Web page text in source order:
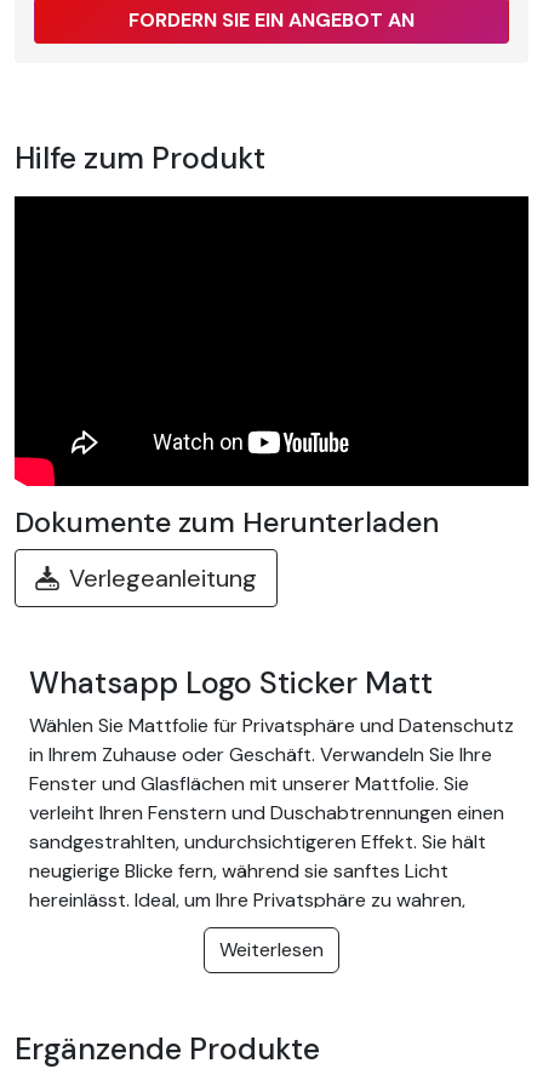
FORDERN SIE EIN ANGEBOT AN
Hilfe zum Produkt
Dokumente zum Herunterladen
Verlegeanleitung
Whatsapp Logo Sticker Matt
Wählen Sie Mattfolie für Privatsphäre und Datenschutz
in Ihrem Zuhause oder Geschäft. Verwandeln Sie Ihre
Fenster und Glasflächen mit unserer Mattfolie. Sie
verleiht Ihren Fenstern und Duschabtrennungen einen
sandgestrahlten, undurchsichtigeren Effekt. Sie hält
neugierige Blicke fern, während sie sanftes Licht
hereinlässt. Ideal, um Ihre Privatsphäre zu wahren,
ohne den Raum zu verdunkeln, und um Sie vor Blicken
von außen zu schützen.
Blendet zu viel Licht aus der Nähe und Ferne aus
Weiterlesen
Ergänzende Produkte